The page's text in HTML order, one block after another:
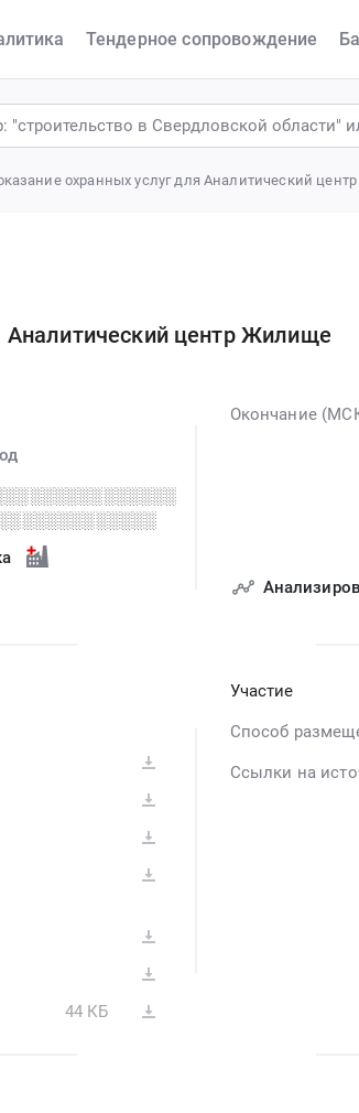
Тендерное сопровождение
охранных услуг для Аналитический
Аналитический центр Жилище
Окончание
44 КБ
Участие
Способ
Ссылки на